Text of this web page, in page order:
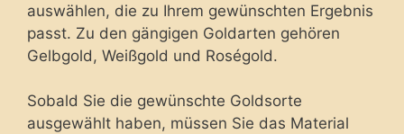
auswählen, die zu Ihrem gewünschten Ergebnis
passt. Zu den gängigen Goldarten gehören
Gelbgold, Weißgold und Roségold.
Sobald Sie die gewünschte Goldsorte
ausgewählt haben, müssen Sie das Material